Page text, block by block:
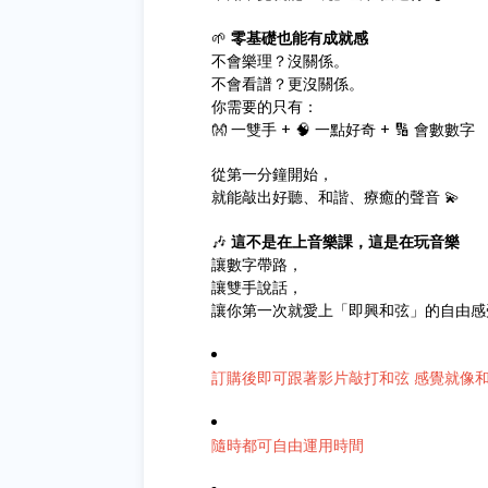
🌱 零基礎也能有成就感
不會樂理？沒關係。
不會看譜？更沒關係。
你需要的只有：
👐 一雙手 + 🧠 一點好奇 + 🔢 會數數字
從第一分鐘開始，
就能敲出好聽、和諧、療癒的聲音 💫
🎶 這不是在上音樂課，這是在玩音樂
讓數字帶路，
讓雙手說話，
讓你第一次就愛上「即興和弦」的自由
訂購後即可跟著影片敲打和弦 感覺就像
隨時都可自由運用時間